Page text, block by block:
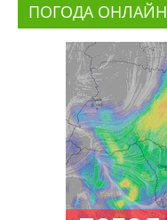
ПОГОДА ОНЛАЙН